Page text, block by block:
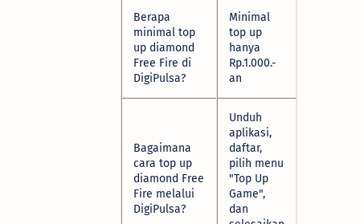
Berapa
minimal top
up diamond
Free Fire di
DigiPulsa?
Minimal
top up
hanya
Rp.1.000.-
an
Bagaimana
cara top up
diamond Free
Fire melalui
DigiPulsa?
Unduh
aplikasi,
daftar,
pilih menu
"Top Up
Game",
dan